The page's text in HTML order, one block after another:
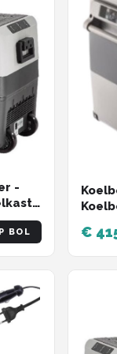
-
-
BOL
35L
€